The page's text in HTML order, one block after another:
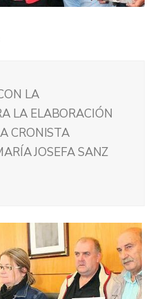
LA
LA ELABORACIÓN
CRONISTA
JOSEFA SANZ